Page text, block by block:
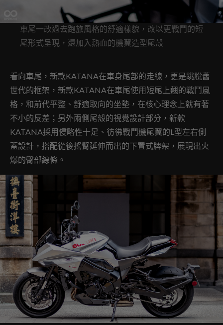
車尾一改過去跑旅風格的舒適樣貌，改以更戰鬥的短
尾形式呈現，還加入熱血的機翼造型尾殼
看向車尾，新款KATANA在車身尾部的走線，更是跳脫舊
世代的框架，新款KATANA在車尾使用短尾上翹的戰鬥風
格，和前代平整、舒適取向的坐墊，在核心理念上就有著
不小的反差；另外兩側尾殼的視覺設計部分，新款
KATANA採用侵略性十足、彷彿戰鬥機尾翼的L型左右側
蓋設計，搭配從後搖臂延伸而出的下置式牌架，展現出火
爆的臀部線條。